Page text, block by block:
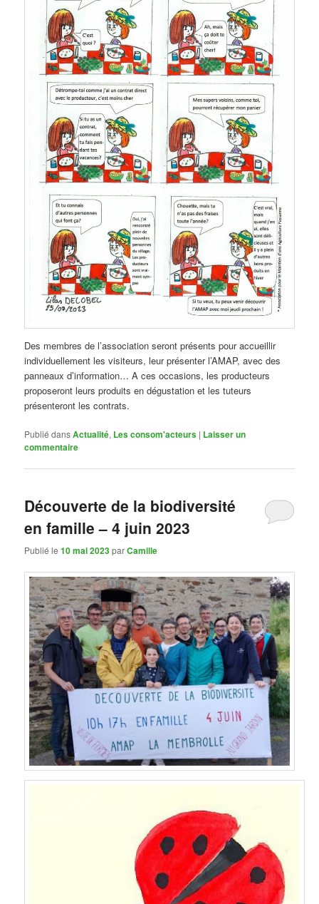
Des membres de l’association seront présents pour accueillir
individuellement les visiteurs, leur présenter l’AMAP, avec des
panneaux d’information… A ces occasions, les producteurs
proposeront leurs produits en dégustation et les tuteurs
présenteront les contrats.
Publié dansActualité, Les consom'acteurs | Laisser un
commentaire
Découverte de la biodiversité
en famille – 4 juin 2023
Publié le10 mai 2023parCamille